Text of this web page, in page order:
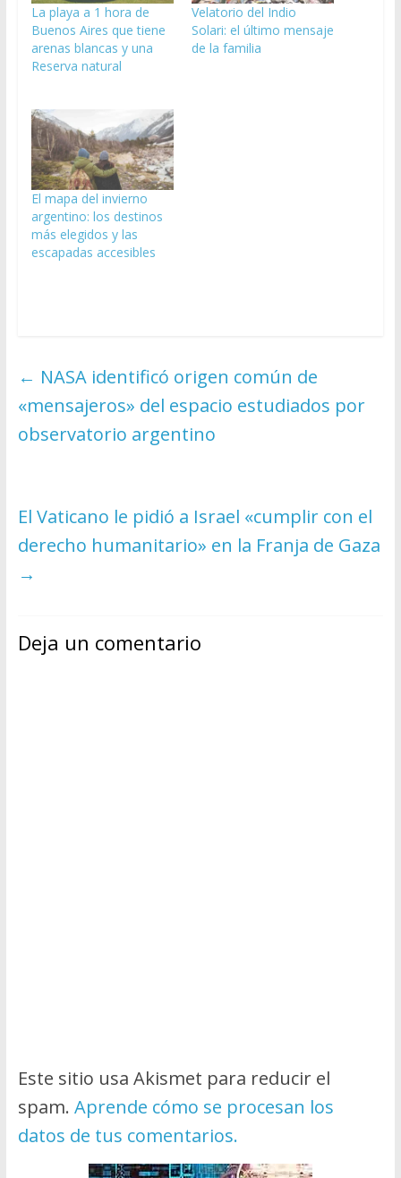
La playa a 1 hora de
Buenos Aires que tiene
arenas blancas y una
Reserva natural
Velatorio del Indio
Solari: el último mensaje
de la familia
El mapa del invierno
argentino: los destinos
más elegidos y las
escapadas accesibles
← NASA identificó origen común de
«mensajeros» del espacio estudiados por
observatorio argentino
El Vaticano le pidió a Israel «cumplir con el
derecho humanitario» en la Franja de Gaza
→
Deja un comentario
Este sitio usa Akismet para reducir el
spam. Aprende cómo se procesan los
datos de tus comentarios.